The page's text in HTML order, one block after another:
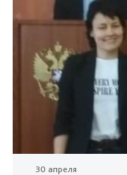
30 апреля